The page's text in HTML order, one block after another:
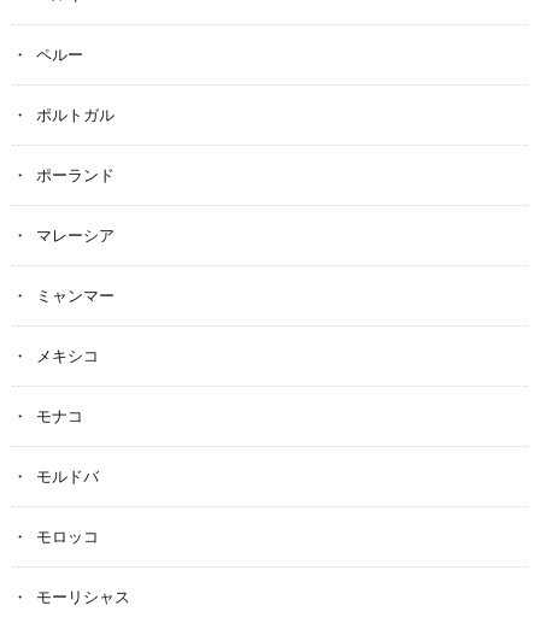
ペルー
ポルトガル
ポーランド
マレーシア
ミャンマー
メキシコ
モナコ
モルドバ
モロッコ
モーリシャス